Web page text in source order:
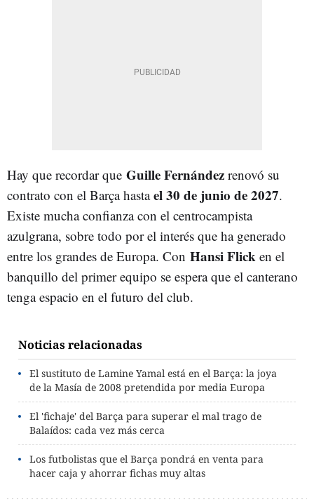
Hay que recordar que Guille Fernández renovó su
contrato con el Barça hastael 30 de junio de 2027.
Existe mucha confianza con el centrocampista
azulgrana, sobre todo por el interés que ha generado
entre los grandes de Europa. Con Hansi Flick en el
banquillo del primer equipo se espera que el canterano
tenga espacio en el futuro del club.
Noticias relacionadas
El sustituto de Lamine Yamal está en el Barça: la joya
de la Masía de 2008 pretendida por media Europa
El 'fichaje' del Barça para superar el mal trago de
Balaídos: cada vez más cerca
Los futbolistas que el Barça pondrá en venta para
hacer caja y ahorrar fichas muy altas